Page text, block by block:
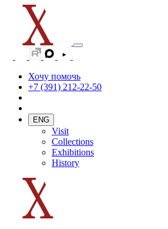
Хочу помочь
+7 (391) 212-22-50
ENG
Visit
Collections
Exhibitions
History